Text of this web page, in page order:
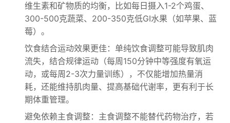
维生素和矿物质的均衡，比如每日摄入1-2个鸡蛋、
300-500克蔬菜、200-350克低GI水果（如苹果、蓝
莓）。
饮食结合运动效果更佳：单纯饮食调整可能导致肌肉
流失，结合规律运动（每周150分钟中等强度有氧运
动，或每周2-3次力量训练），不仅能增加热量消
耗，还能维持肌肉量、提高基础代谢率，更有利于长
期体重管理。
避免依赖主食调整：主食调整不能替代药物治疗，若